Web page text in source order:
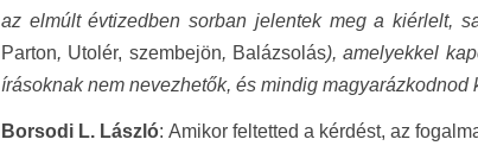
az elmúlt évtizedben sorban jelentek meg a kiérlelt,
Parton, Utolér, szembejön, Balázsolás), amelyekkel
írásoknak nem nevezhetők, és mindig
Borsodi L. László: Amikor feltetted a kérdést, az